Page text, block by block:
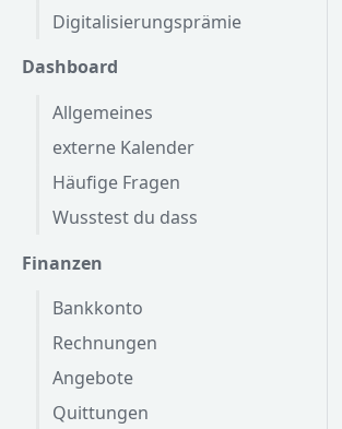
Digitalisierungsprämie
Dashboard
Allgemeines
externe Kalender
Häufige Fragen
Wusstest du dass
Finanzen
Bankkonto
Rechnungen
Angebote
Quittungen